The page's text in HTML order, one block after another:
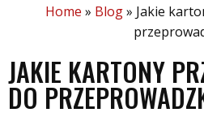
Home » Blog» Jakie
JAKIE KARTONY
DO